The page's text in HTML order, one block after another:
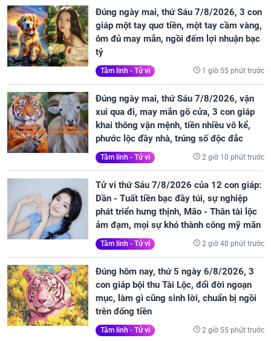
Đúng ngày mai, thứ Sáu 7/8/2026, 3 con
giáp một tay quơ tiền, một tay cầm vàng,
ôm đủ may mắn, ngồi đếm lợi nhuận bạc
tỷ
Tâm linh - Tử vi 1 giờ 55 phút trước
Đúng ngày mai, thứ Sáu 7/8/2026, vận
xui qua đi, may mắn gõ cửa, 3 con giáp
khai thông vận mệnh, tiền nhiều vô kể,
phước lộc đầy nhà, trúng số độc đắc
Tâm linh - Tử vi 2 giờ 10 phút trước
Tử vi thứ Sáu 7/8/2026 của 12 con giáp:
Dần - Tuất tiền bạc đầy túi, sự nghiệp
phát triển hưng thịnh, Mão - Thân tài lộc
ảm đạm, mọi sự khó thành công mỹ mãn
Tâm linh - Tử vi 2 giờ 40 phút trước
Đúng hôm nay, thứ 5 ngày 6/8/2026, 3
con giáp bội thu Tài Lộc, đổi đời ngoạn
mục, làm gì cũng sinh lời, chuẩn bị ngồi
trên đống tiền
Tâm linh - Tử vi 2 giờ 55 phút trước